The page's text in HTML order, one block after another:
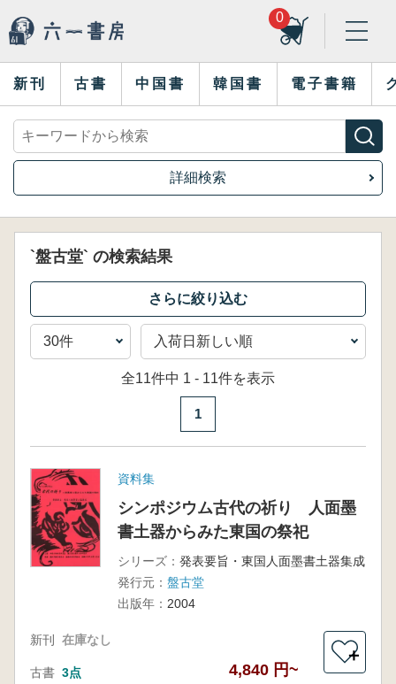
0
新刊 古書 中国書 韓国書 電子書籍
詳細検索
`盤古堂` の検索結果
全11件中 1 - 11件を表示
1
資料集
シンポジウム古代の祈り 人面墨
書土器からみた東国の祭祀
シリーズ： 発表要旨・東国人面墨書土器集成
発行元： 盤古堂
出版年： 2004
新刊 在庫なし
古書 3点 4,840 円~
＋